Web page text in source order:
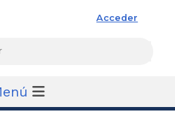
Acceder